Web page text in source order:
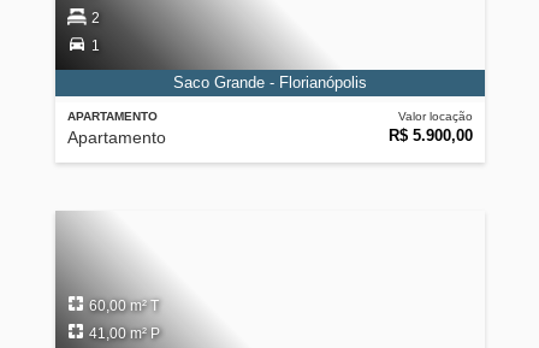
APARTAMENTO
Apartamento
Valor locação
R$ 5.900,00
2
1
Saco Grande - Florianópolis
60,00 m² T
41,00 m² P